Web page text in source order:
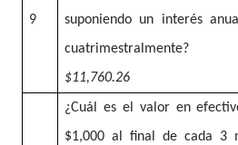
9
suponiendo un interés
cuatrimestralmente?
$11,760.26
¿Cuál es el valor en
$1,000 al final de cada 3